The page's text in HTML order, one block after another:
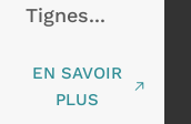
Tignes...
EN SAVOIR
PLUS